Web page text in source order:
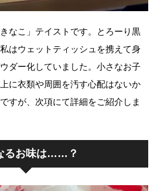
なこ」テイストです。とろーり黒
はウェットティッシュを携えて身
ダー化していました。小さなお子
に衣類や周囲を汚す心配はないか
すが、次項にて詳細をご紹介しま
るお味は……？